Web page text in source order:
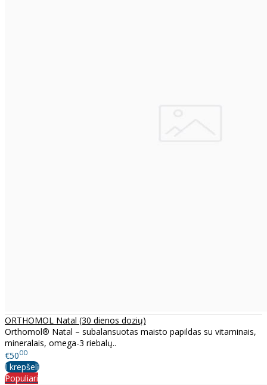
ORTHOMOL Natal (30 dienos dozių)
Orthomol® Natal – subalansuotas maisto papildas su vitaminais,
mineralais, omega-3 riebalų..
€5000
Į krepšelį
Populiari